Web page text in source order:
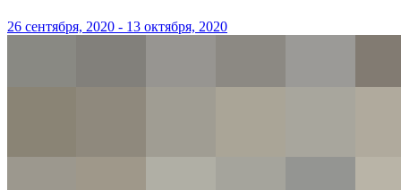
26 сентября, 2020 - 13 октября, 2020